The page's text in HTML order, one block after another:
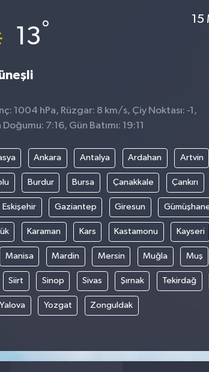
13°
15
1004 hPa, Rüzgar: 8 km/s, Çiy Noktası: -1,
7:16, Gün Batımı: 19:11
Ankara Antalya Ardahan Artvin
Burdur Bursa Çanakkale Çankırı
Eskişehir Gaziantep Giresun
Karaman Kars Kastamonu Kayseri
Manisa Mardin Mersin Muğla Muş
Siirt Sinop Sivas Şırnak Tekirdağ
Yalova Yozgat Zonguldak